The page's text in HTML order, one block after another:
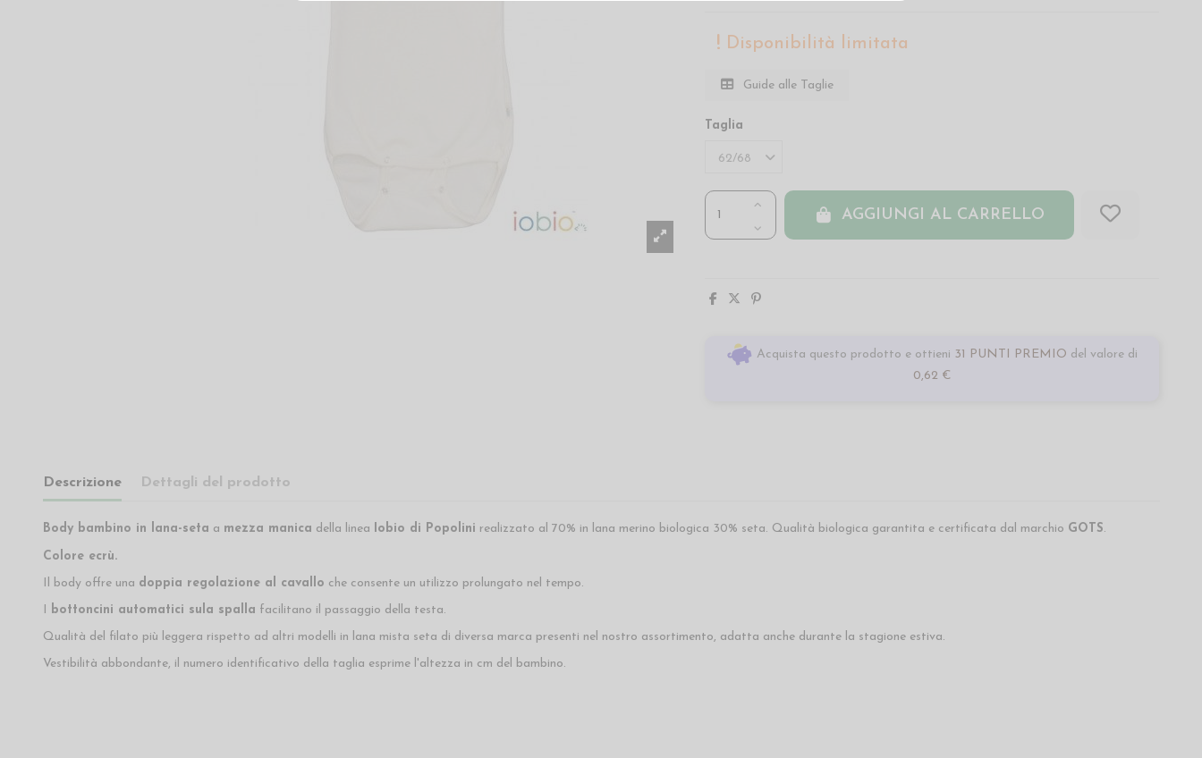
Disponibilità limitata
Guide alle Taglie
Taglia
AGGIUNGI AL CARRELLO
Acquista questo prodotto e ottieni 31 PUNTI PREMIO del valore di
0,62 €
Descrizione Dettagli del prodotto
Body bambino in lana-seta a mezza manica della linea Iobio di Popolini realizzato al 70% in lana merino biologica 30% seta. Qualità biologica garantita e certificata dal marchio GOTS.
Colore ecrù.
Il body offre una doppia regolazione al cavallo che consente un utilizzo prolungato nel tempo.
bottoncini automatici sula spalla facilitano il passaggio della testa.
Qualità del filato più leggera rispetto ad altri modelli in lana mista seta di diversa marca presenti nel nostro assortimento, adatta anche durante la stagione estiva.
Vestibilità abbondante, il numero identificativo della taglia esprime l'altezza in cm del bambino.